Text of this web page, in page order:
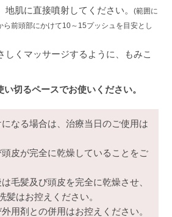
地肌に直接噴射してください。(範囲に
ら前頭部にかけて10～15プッシュを目安とし
しくマッサージするように、もみこ
切るペースでお使いください。
なる場合は、治療当日のご使用は
皮が完全に乾燥していることをご
毛髪及び頭皮を完全に乾燥させ、
髪はお控えください。
用剤との併用はお控えください。